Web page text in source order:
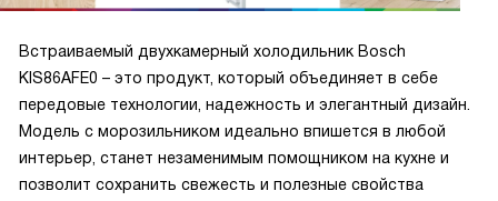
прибор в мебель. Три ящика в морозильнике и BigBox
делают хранение удобным, а календарь хранения
помогает не терять продукты из виду. В целом прибор
оказался надёжным и удобным в повседневной жизни.
Встраиваемый двухкамерный холодильник Bosch
KIS86AFE0 – это продукт, который объединяет в себе
передовые технологии, надежность и элегантный дизайн.
Модель с морозильником идеально впишется в любой
интерьер, станет незаменимым помощником на кухне и
позволит сохранить свежесть и полезные свойства